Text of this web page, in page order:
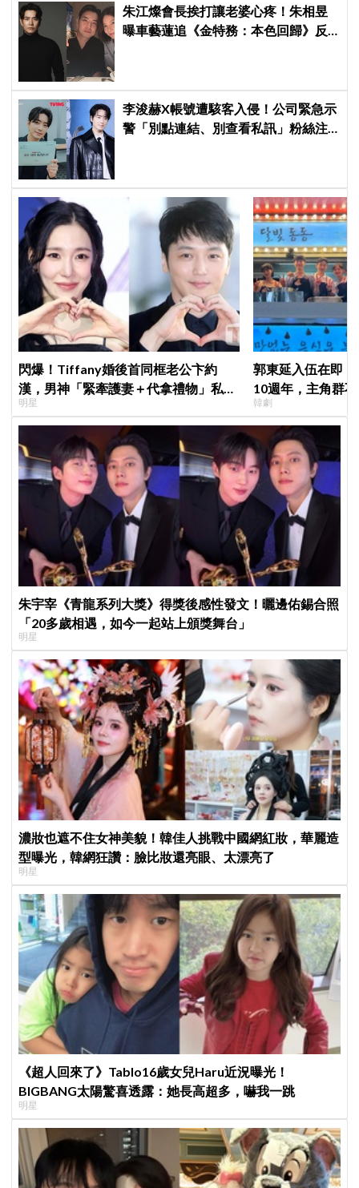
朱江燦會長挨打讓老婆心疼！朱相昱
曝車藝蓮追《金特務：本色回歸》反
李浚赫X帳號遭駭客入侵！公司緊急示
警「別點連結、別查看私訊」粉絲注
閃爆！Tiffany婚後首同框老公卞約
漢，男神「緊牽護妻＋代拿禮物」私下
甜度超標
明星
郭東延入伍在即
10週年，主角群
錄製特別節目
韓劇
朱宇宰《青龍系列大獎》得獎後感性發文！曬邊佑錫合照
「20多歲相遇，如今一起站上頒獎舞台」
明星
濃妝也遮不住女神美貌！韓佳人挑戰中國網紅妝，華麗造
型曝光，韓網狂讚：臉比妝還亮眼、太漂亮了
明星
《超人回來了》Tablo16歲女兒Haru近況曝光！
BIGBANG太陽驚喜透露：她長高超多，嚇我一跳
明星